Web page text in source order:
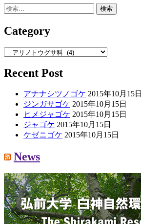
検
Category
Category
Recent Post
アナナシツノゴケ 2015年10月15日
ジンガサゴケ 2015年10月15日
ヒメジャゴケ 2015年10月15日
ジャゴケ 2015年10月15日
ケゼニゴケ 2015年10月15日
News